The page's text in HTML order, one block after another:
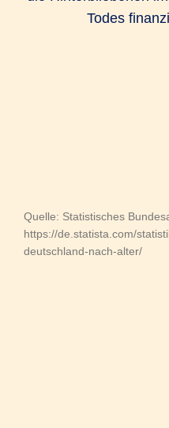
Todes
Quelle: Statistisches
https://de.statista.com/
deutschland-nach-alter/